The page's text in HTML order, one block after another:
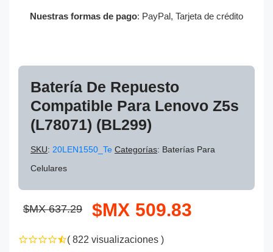
Nuestras formas de pago: PayPal, Tarjeta de crédito
Batería De Repuesto
Compatible Para Lenovo Z5s
(L78071) (BL299)
SKU: 20LEN1550_Te Categorías: Baterías Para
Celulares
$MX 637.29 $MX 509.83
( 822 visualizaciones )